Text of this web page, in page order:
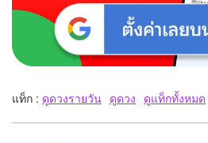
แท็ก : ดูดวงรายวัน ดูดวง ดูแท็กทั้งหมด